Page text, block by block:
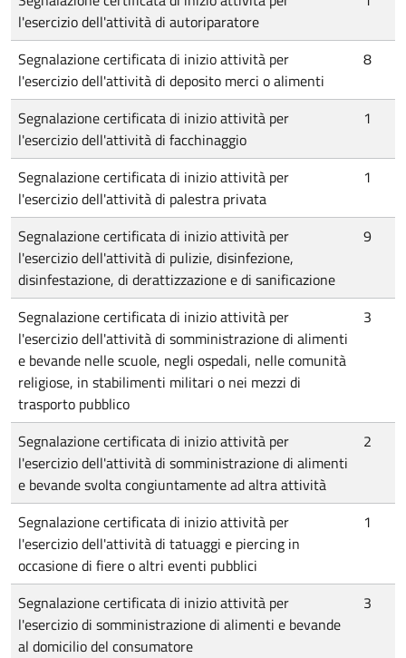
l'esercizio dell'attività di autoriparatore
Segnalazione certificata di inizio attività per
l'esercizio dell'attività di deposito merci o alimenti
8
Segnalazione certificata di inizio attività per
l'esercizio dell'attività di facchinaggio
1
Segnalazione certificata di inizio attività per
l'esercizio dell'attività di palestra privata
1
Segnalazione certificata di inizio attività per
l'esercizio dell'attività di pulizie, disinfezione,
disinfestazione, di derattizzazione e di sanificazione
9
Segnalazione certificata di inizio attività per
l'esercizio dell'attività di somministrazione di alimenti
e bevande nelle scuole, negli ospedali, nelle comunità
religiose, in stabilimenti militari o nei mezzi di
trasporto pubblico
3
Segnalazione certificata di inizio attività per
l'esercizio dell'attività di somministrazione di alimenti
e bevande svolta congiuntamente ad altra attività
2
Segnalazione certificata di inizio attività per
l'esercizio dell'attività di tatuaggi e piercing in
occasione di fiere o altri eventi pubblici
1
Segnalazione certificata di inizio attività per
l'esercizio di somministrazione di alimenti e bevande
al domicilio del consumatore
3